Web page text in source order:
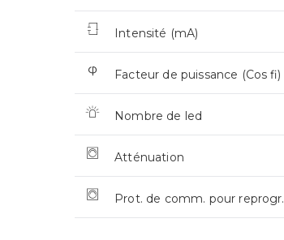
Intensité (mA)
Facteur de puissance (Cos fi)
Nombre de led
Atténuation
Prot. de comm. pour reprogr.